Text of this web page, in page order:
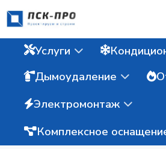
Услуги
Дымоудаление
Электромонтаж
Комплексное